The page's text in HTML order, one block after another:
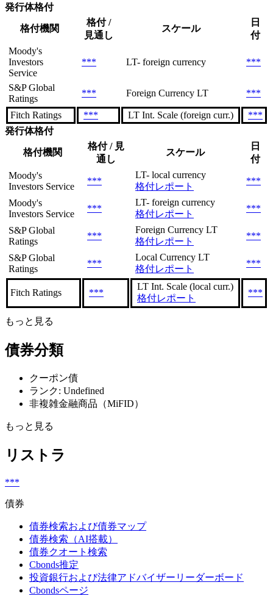
発行体格付
格付機関
格付 /
見通し
スケール
日
付
Moody's
Investors
Service
*** LT- foreign currency ***
S&P Global
Ratings
*** Foreign Currency LT ***
Fitch Ratings *** LT Int. Scale (foreign curr.)
***
発行体格付
格付機関
格付 / 見
通し
スケール
日
付
Moody's
Investors Service
***
LT- local currency
格付レポート
***
Moody's
Investors Service
***
LT- foreign currency
格付レポート
***
S&P Global
Ratings
***
Foreign Currency LT
格付レポート
***
S&P Global
Ratings
***
Local Currency LT
格付レポート
***
Fitch Ratings ***
LT Int. Scale (local curr.)
格付レポート
***
もっと見る
債券分類
クーポン債
ランク: Undefined
非複雑金融商品（MiFID）
もっと見る
リストラ
***
債券
債券検索および債券マップ
債券検索（AI搭載）
債券クオート検索
Cbonds推定
投資銀行および法律アドバイザーリーダーボード
Cbondsページ